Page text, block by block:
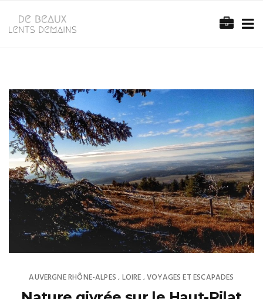
AUVERGNE RHÔNE-ALPES , LOIRE ,VOYAGES ET ESCAPADES